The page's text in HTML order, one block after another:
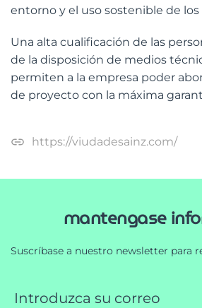
entorno y el uso sostenible de los
Una alta cualificación de las
de la disposición de medios
permiten a la empresa poder
de proyecto con la máxima
https://viudadesainz.com/
mantengase
Suscríbase a nuestro newsletter para